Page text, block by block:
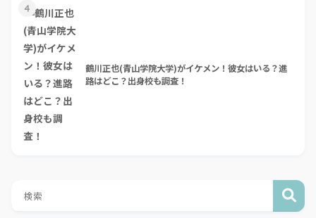
4
鶴川正也(青山学院大学)がイケメン！彼女はいる？進
路はどこ？出身校も調査！